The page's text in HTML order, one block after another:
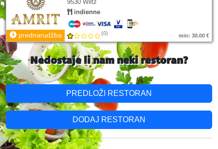
9530 Wiltz
indienne
prednarudžba (0) min: 30.00 €
Nedostaje li nam neki restoran?
PREDLOŽI RESTORAN
DODAJ RESTORAN